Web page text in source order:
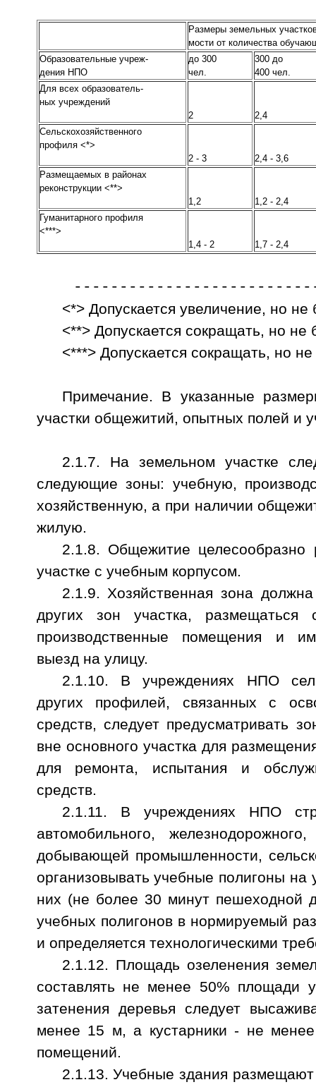
Размеры земельных
мости от количества
Образовательные учреж-
дения НПО
до 300
чел.
300 до
400 чел.
Для всех образователь-
ных учреждений
2
2,4
Сельскохозяйственного
профиля <*>
2 - 3
2,4 - 3,6
Размещаемых в районах
реконструкции <**>
1,2
1,2 - 2,4
Гуманитарного профиля
<***>
1,4 - 2
1,7 - 2,4
<*> Допускается увеличение, но
<**> Допускается сокращать, но
<***> Допускается сокращать, но
Примечание. В указанные
участки общежитий, опытных полей и
2.1.7. На земельном участке
следующие зоны: учебную,
хозяйственную, а при наличии
жилую.
2.1.8. Общежитие
участке с учебным корпусом.
2.1.9. Хозяйственная зона
других зон участка,
производственные помещения и
выезд на улицу.
2.1.10. В учреждениях НПО
других профилей, связанных с
средств, следует предусматривать
вне основного участка для
для ремонта, испытания и
средств.
2.1.11. В учреждениях НПО
автомобильного,
добывающей промышленности,
организовывать учебные полигоны на
них (не более 30 минут пешеходной
учебных полигонов в нормируемый
и определяется технологическими
2.1.12. Площадь озеленения
составлять не менее 50% площади
затенения деревья следует
менее 15 м, а кустарники - не
помещений.
2.1.13. Учебные здания размещают